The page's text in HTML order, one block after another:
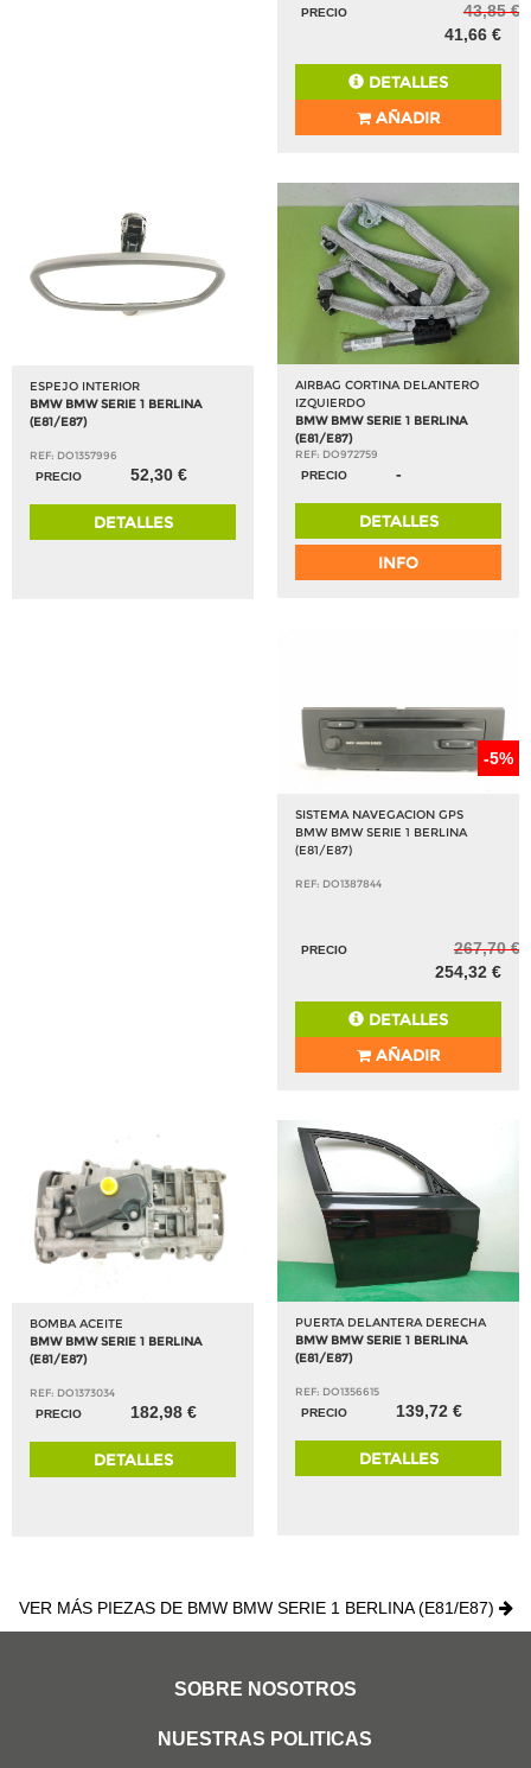
PRECIO
43,85 €
41,66 €
DETALLES
AÑADIR
ESPEJO INTERIOR
BMW BMW SERIE 1 BERLINA
(E81/E87)
REF: DO1357996
PRECIO
52,30 €
DETALLES
AIRBAG CORTINA DELANTERO
IZQUIERDO
BMW BMW SERIE 1 BERLINA
(E81/E87)
REF: DO972759
PRECIO
-
DETALLES
INFO
-5%
SISTEMA NAVEGACION GPS
BMW BMW SERIE 1 BERLINA
(E81/E87)
REF: DO1387844
PRECIO
267,70 €
254,32 €
DETALLES
AÑADIR
BOMBA ACEITE
BMW BMW SERIE 1 BERLINA
(E81/E87)
REF: DO1373034
PRECIO
182,98 €
DETALLES
PUERTA DELANTERA DERECHA
BMW BMW SERIE 1 BERLINA
(E81/E87)
REF: DO1356615
PRECIO
139,72 €
DETALLES
VER MÁS PIEZAS DE BMW BMW SERIE 1 BERLINA (E81/E87)
SOBRE NOSOTROS
NUESTRAS POLITICAS